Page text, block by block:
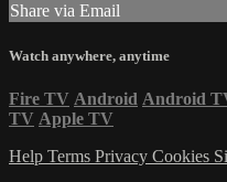
Share via Email
Watch anywhere, anytime
Fire TV Android Android
TV Apple TV
Help Terms Privacy Cookies